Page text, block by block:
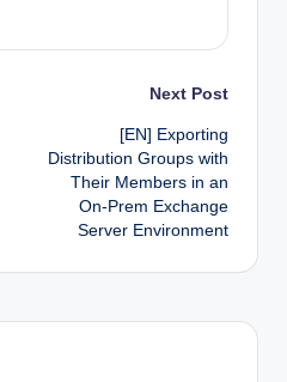
Next Post
[EN] Exporting
Distribution Groups with
Their Members in an
On-Prem Exchange
Server Environment